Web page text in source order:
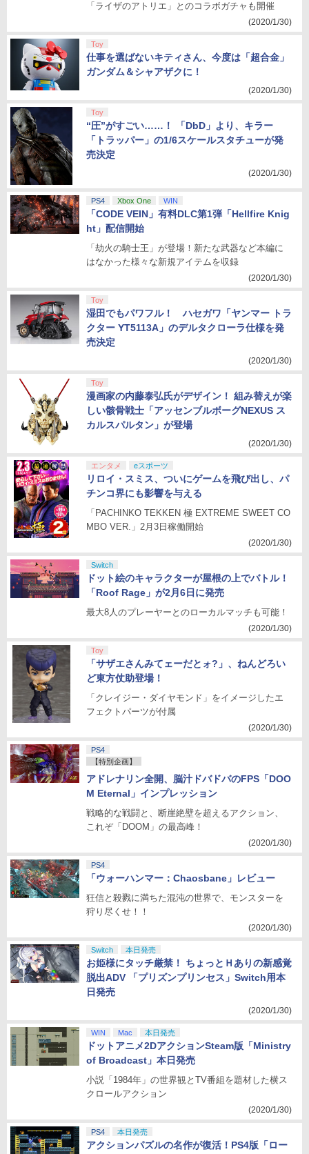
「ライザのアトリエ」とのコラボガチャも開催
(2020/1/30)
Toy
仕事を選ばないキティさん、今度は「超合金」
ガンダム＆シャアザクに！
(2020/1/30)
Toy
“圧”がすごい……！ 「DbD」より、キラー
「トラッパー」の1/6スケールスタチューが発
売決定
(2020/1/30)
PS4 Xbox One WIN
「CODE VEIN」有料DLC第1弾「Hellfire Knig
ht」配信開始
「劫火の騎士王」が登場！新たな武器など本編に
はなかった様々な新規アイテムを収録
(2020/1/30)
Toy
湿田でもパワフル！ ハセガワ「ヤンマー トラ
クター YT5113A」のデルタクローラ仕様を発
売決定
(2020/1/30)
Toy
漫画家の内藤泰弘氏がデザイン！ 組み替えが楽
しい骸骨戦士「アッセンブルボーグNEXUS ス
カルスパルタン」が登場
(2020/1/30)
エンタメ eスポーツ
リロイ・スミス、ついにゲームを飛び出し、パ
チンコ界にも影響を与える
「PACHINKO TEKKEN 極 EXTREME SWEET CO
MBO VER.」2月3日稼働開始
(2020/1/30)
Switch
ドット絵のキャラクターが屋根の上でバトル！
「Roof Rage」が2月6日に発売
最大8人のプレーヤーとのローカルマッチも可能！
(2020/1/30)
Toy
「サザエさんみてェーだとォ?」、ねんどろい
ど東方仗助登場！
「クレイジー・ダイヤモンド」をイメージしたエ
フェクトパーツが付属
(2020/1/30)
PS4
【特別企画】
アドレナリン全開、脳汁ドバドバのFPS「DOO
M Eternal」インプレッション
戦略的な戦闘と、断崖絶壁を超えるアクション、
これぞ「DOOM」の最高峰！
(2020/1/30)
PS4
「ウォーハンマー：Chaosbane」レビュー
狂信と殺戮に満ちた混沌の世界で、モンスターを
狩り尽くせ！！
(2020/1/30)
Switch 本日発売
お姫様にタッチ厳禁！ ちょっとＨありの新感覚
脱出ADV 「プリズンプリンセス」Switch用本
日発売
(2020/1/30)
WIN Mac 本日発売
ドットアニメ2DアクションSteam版「Ministry
of Broadcast」本日発売
小説「1984年」の世界観とTV番組を題材した横ス
クロールアクション
(2020/1/30)
PS4 本日発売
アクションパズルの名作が復活！PS4版「ロー